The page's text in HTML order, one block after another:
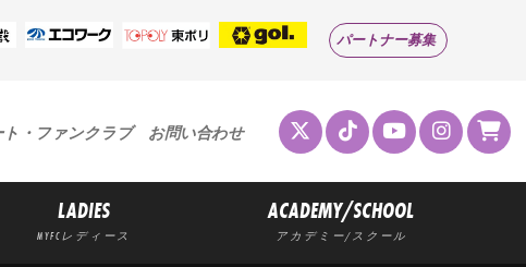
パートナー募集
ト・ファンクラブ お問い合わせ
LADIES
MYFCレディース
ACADEMY/SCHOOL
アカデミー/スクール